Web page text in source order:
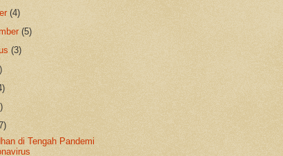
(4)
(5)
(3)
di Tengah Pandemi